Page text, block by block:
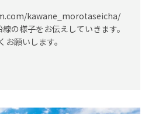
kawane_morotaseicha/
の様子をお伝えしていきます。
願いします。